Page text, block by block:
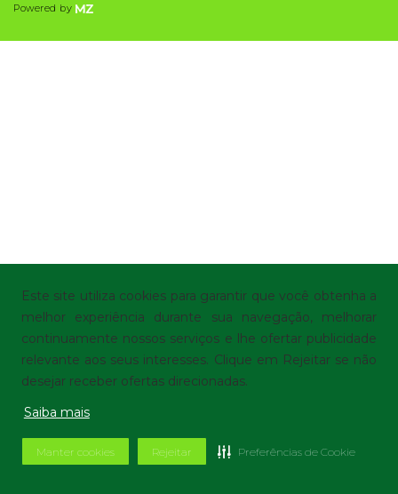
Este site utiliza cookies para garantir que você obtenha a
melhor experiência durante sua navegação, melhorar
continuamente nossos serviços e lhe ofertar publicidade
relevante aos seus interesses. Clique em Rejeitar se não
desejar receber ofertas direcionadas.
Saiba mais
Manter cookies Rejeitar Preferências de Cookie
Powered by